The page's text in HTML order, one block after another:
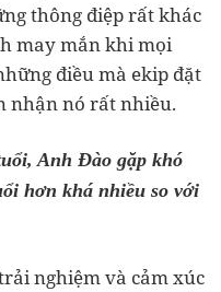
thông điệp rất khác
may mắn khi mọi
điều mà ekip đặt
nhận nó rất nhiều.
Anh Đào gặp khó
hơn khá nhiều so với
nghiệm và cảm xúc